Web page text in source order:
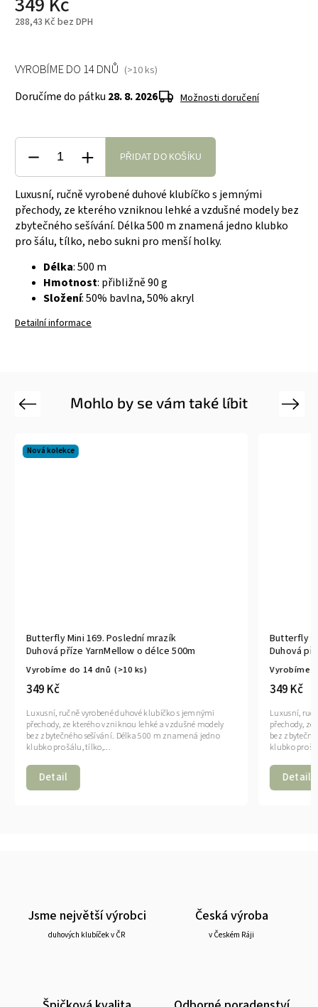
288,43 Kč bez DPH
VYROBÍME DO 14 DNŮ (>10 ks)
Doručíme do pátku 28. 8. 2026 Možnosti doručení
PŘIDAT DO KOŠÍKU
Luxusní, ručně vyrobené duhové klubíčko s jemnými
přechody, ze kterého vzniknou lehké a vzdušné modely bez
zbytečného sešívání. Délka 500 m znamená jedno klubko
pro šálu, tílko, nebo sukni pro menší holky.
Délka: 500 m
Hmotnost: přibližně 90 g
Složení: 50% bavlna, 50% akryl
Detailní informace
Mohlo by se vám také líbit
Previous
Nová kolekce
Butterfly Mini 169. Poslední mrazík
Duhová příze YarnMellow o délce 500m
Vyrobíme do 14 dnů (>10 ks)
349 Kč
Detail
Luxusní, ručně vyrobené duhové klubíčko s jemnými
přechody, ze kterého vzniknou lehké a vzdušné modely
bez zbytečného sešívání. Délka 500 m znamená jedno
klubko pro šálu, tílko,...
Butterfly
Duhová
Vyrobíme
349 Kč
Detail
Luxusní,
přechody,
bez
klubko pro
Next
Jsme největší výrobci
duhových klubíček v ČR
Česká výroba
v Českém Ráji